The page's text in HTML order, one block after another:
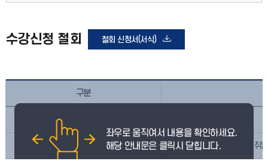
수강신청 철회 철회 신청서(서식)
구분
2차 취